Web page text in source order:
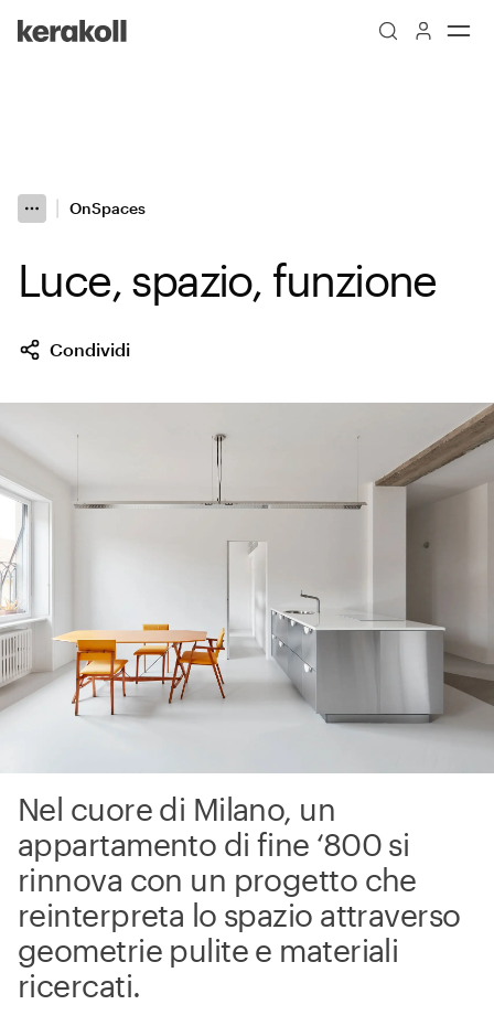
Go to Homepage
More
Toggle menu
OnSpaces
Luce, spazio, funzione
Condividi
Nel cuore di Milano, un
appartamento di fine ‘800 si
rinnova con un progetto che
reinterpreta lo spazio attraverso
geometrie pulite e materiali
ricercati.